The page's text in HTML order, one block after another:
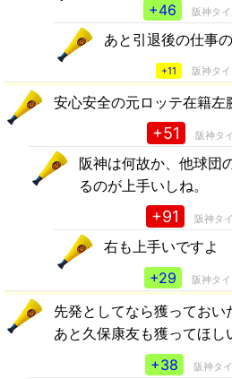
+46
阪神タイ
あと引退後の仕事
+11 阪神タイ
安心安全の元ロッテ在籍左
+51 阪神タ
阪神は何故か、他球団
るのが上手いしね。
+91 阪神タ
右も上手いですよ
+29
阪神タイ
先発としてなら獲っておい
あと久保康友も獲ってほし
+38
阪神タ